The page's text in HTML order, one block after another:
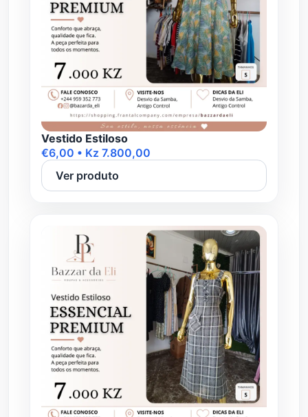
Vestido Estiloso
€6,00 • Kz 7.800,00
Ver produto